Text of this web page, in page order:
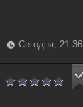
Сегодня, 21:36